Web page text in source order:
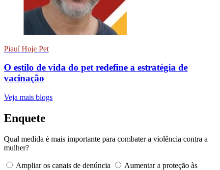
Piauí Hoje Pet
O estilo de vida do pet redefine a estratégia de
vacinação
Veja mais blogs
Enquete
Qual medida é mais importante para combater a violência contra a
mulher?
Ampliar os canais de denúncia
Aumentar a proteção às